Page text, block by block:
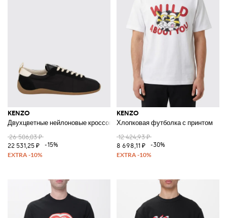
KENZO
Двухцветные нейлоновые кроссовки Striker на шнуровке с круглым
26 506,03 ₽
22 531,25 ₽
-15%
KENZO
Хлопковая футболка с принтом
12 424,93 ₽
8 698,11 ₽
-30%